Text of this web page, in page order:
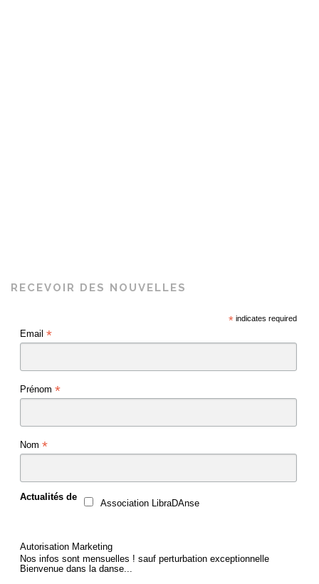
RECEVOIR DES NOUVELLES
*indicates required
Email *
Prénom *
Nom *
Actualités de
Association LibraDAnse
Autorisation Marketing
Nos infos sont mensuelles ! sauf perturbation exceptionnelle
Bienvenue dans la danse...